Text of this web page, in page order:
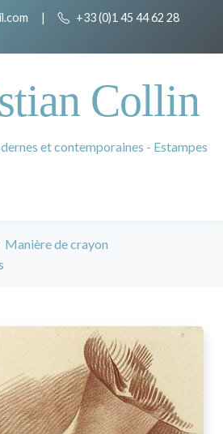
| +33 (0)1 45 44 62 28
Collin
et contemporaines - Estampes
Manière de crayon